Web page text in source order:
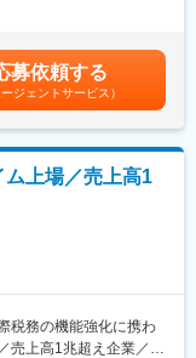
の細胞生産技術の
高品質の細胞を提供し
る他、今後も受託件
生医療用細胞受託開
ベルの再生医療用細
供することが当社最大
ジも可能です。
います（うち、4名は
張、顧客先訪問や展示
あります。月給(月額)は
募依頼する
ージェントサービス）
ム上場／売上高1
税務の機能強化に携わ
売上高1兆超え企業／プ